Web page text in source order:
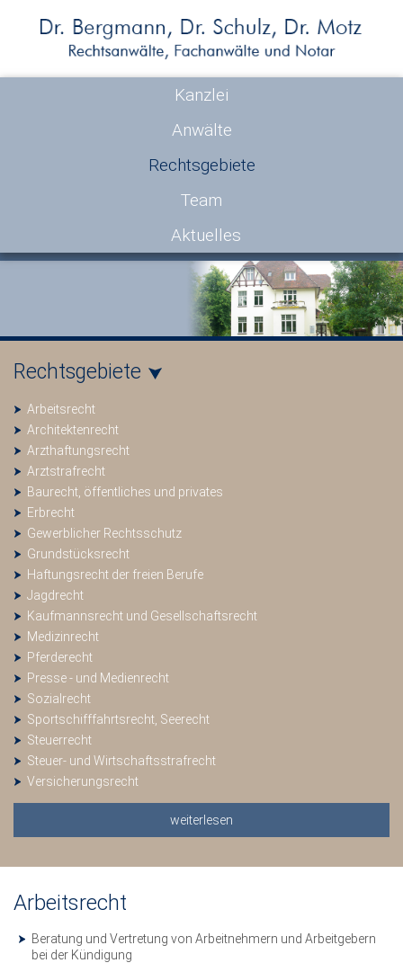
Kanzlei
Anwälte
Rechtsgebiete
Team
Aktuelles
Rechtsgebiete
Arbeitsrecht
Architektenrecht
Arzthaftungsrecht
Arztstrafrecht
Baurecht, öffentliches und privates
Erbrecht
Gewerblicher Rechtsschutz
Grundstücksrecht
Haftungsrecht der freien Berufe
Jagdrecht
Kaufmannsrecht und Gesellschaftsrecht
Medizinrecht
Pferderecht
Presse - und Medienrecht
Sozialrecht
Sportschifffahrtsrecht, Seerecht
Steuerrecht
Steuer- und Wirtschaftsstrafrecht
Versicherungsrecht
weiterlesen
Arbeitsrecht
Beratung und Vertretung von Arbeitnehmern und Arbeitgebern
bei der Kündigung